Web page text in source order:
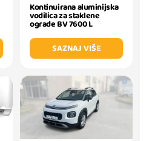
Kontinuirana aluminijska
vodilica za staklene
ograde BV 7600 L
SAZNAJ VIŠE